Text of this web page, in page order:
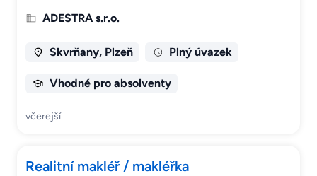
ADESTRA s.r.o.
Skvrňany, Plzeň Plný úvazek
Vhodné pro absolventy
včerejší
Realitní makléř / makléřka